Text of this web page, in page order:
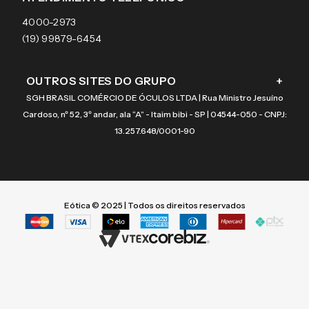
4000-2973
(19) 99879-6454
OUTROS SITES DO GRUPO +
SGH BRASIL COMÉRCIO DE ÓCULOS LTDA | Rua Ministro Jesuíno
Cardoso, nº 52, 3º andar, ala “A” - Itaim bibi - SP | 04544-050 - CNPJ:
13.257.648/0001-90
Eótica © 2025 | Todos os direitos reservados